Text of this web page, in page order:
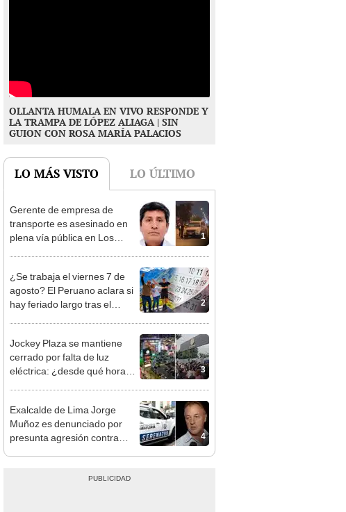
OLLANTA HUMALA EN VIVO RESPONDE Y
LA TRAMPA DE LÓPEZ ALIAGA | SIN
GUION CON ROSA MARÍA PALACIOS
LO MÁS VISTO LO ÚLTIMO
1
Gerente de empresa de
transporte es asesinado en
plena vía pública en Los
2
¿Se trabaja el viernes 7 de
agosto? El Peruano aclara si
hay feriado largo tras el
3
Jockey Plaza se mantiene
cerrado por falta de luz
eléctrica: ¿desde qué hora
4
Exalcalde de Lima Jorge
Muñoz es denunciado por
presunta agresión contra